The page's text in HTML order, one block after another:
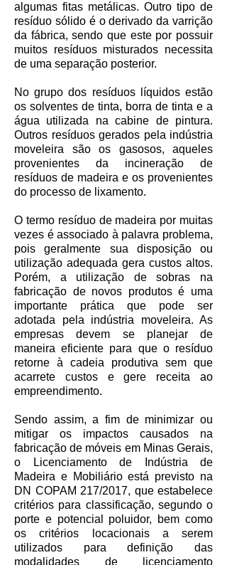
algumas fitas metálicas. Outro tipo de
resíduo sólido é o derivado da varrição
da fábrica, sendo que este por possuir
muitos resíduos misturados necessita
de uma separação posterior.
No grupo dos resíduos líquidos estão
os solventes de tinta, borra de tinta e a
água utilizada na cabine de pintura.
Outros resíduos gerados pela indústria
moveleira são os gasosos, aqueles
provenientes da incineração de
resíduos de madeira e os provenientes
do processo de lixamento.
O termo resíduo de madeira por muitas
vezes é associado à palavra problema,
pois geralmente sua disposição ou
utilização adequada gera custos altos.
Porém, a utilização de sobras na
fabricação de novos produtos é uma
importante prática que pode ser
adotada pela indústria moveleira. As
empresas devem se planejar de
maneira eficiente para que o resíduo
retorne à cadeia produtiva sem que
acarrete custos e gere receita ao
empreendimento.
Sendo assim, a fim de minimizar ou
mitigar os impactos causados na
fabricação de móveis em Minas Gerais,
o Licenciamento de Indústria de
Madeira e Mobiliário está previsto na
DN COPAM 217/2017, que estabelece
critérios para classificação, segundo o
porte e potencial poluidor, bem como
os critérios locacionais a serem
utilizados para definição das
modalidades de licenciamento